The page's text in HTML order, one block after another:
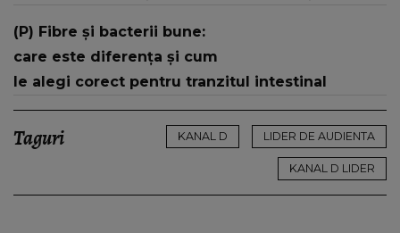
(P) Fibre și bacterii bune:
care este diferența și cum
le alegi corect pentru tranzitul intestinal
Taguri KANAL D LIDER DE AUDIENTA
KANAL D LIDER